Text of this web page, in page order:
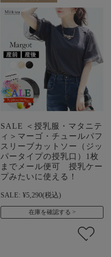
SALE ＜授乳服・マタニテ
ィ＞マーゴ・チュールパフ
スリーブカットソー（ジッ
パータイプの授乳口）1枚
までメール便可 授乳ケー
プみたいに使える！
SALE: ¥5,290(税込)
在庫を確認する